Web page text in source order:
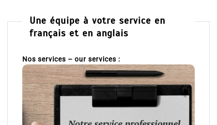
Une équipe à votre service en
français et en anglais
Nos services – our services :